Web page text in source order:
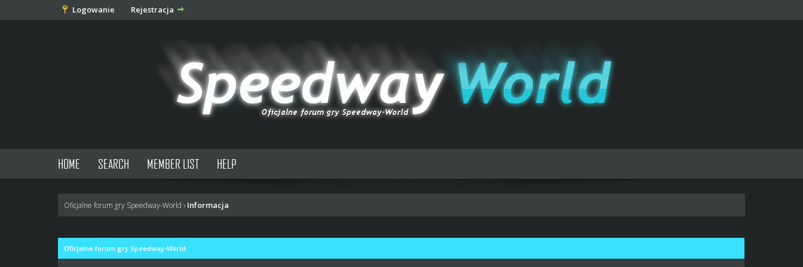
Logowanie Rejestracja
HOME SEARCH MEMBER LIST HELP
Oficjalne forum gry Speedway-World › Informacja
Oficjalne forum gry Speedway-World